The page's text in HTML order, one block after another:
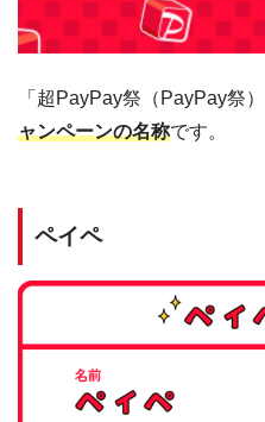
「超PayPay祭（PayPay祭
ャンペーンの名称です。
ペイペ